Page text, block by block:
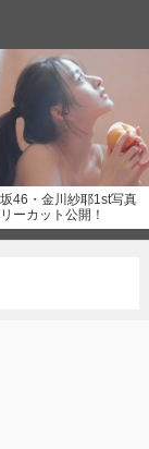
坂46・金川紗耶1st写真
ーカット公開！